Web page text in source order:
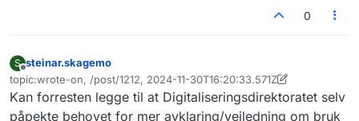
0
S
Frakoblet
steinar.skagemo
topic:wrote-on, /post/1212, 2024-11-30T16:20:33.571Z
Sist endret av steinar.skagemo12. jan. 2024, 15:18
Kan forresten legge til at Digitaliseringsdirektoratet selv
påpekte behovet for mer avklaring/veiledning om bruk